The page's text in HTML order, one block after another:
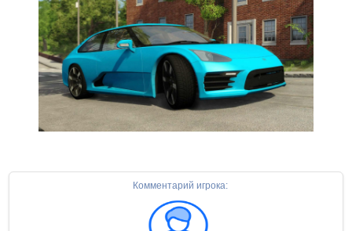
Комментарий игрока: